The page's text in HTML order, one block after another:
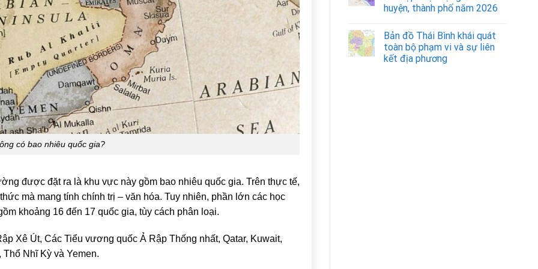
có bao nhiêu quốc gia?
được đặt ra là khu vực này gồm bao nhiêu quốc gia. Trên thực tế,
mà mang tính chính trị – văn hóa. Tuy nhiên, phần lớn các học
khoảng 16 đến 17 quốc gia, tùy cách phân loại.
Xê Út, Các Tiểu vương quốc Ả Rập Thống nhất, Qatar, Kuwait,
Thổ Nhĩ Kỳ và Yemen.
huyện, thành phố năm 2026
Bản đồ Thái Bình khái quát
toàn bộ phạm vi và sự liên
kết địa phương